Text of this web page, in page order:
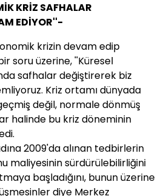
KRİZ SAFHALAR
EDİYOR''-
krizin devam edip
soru üzerine, ''Küresel
safhalar değiştirerek biz
Kriz ortamı dünyada
değil, normale dönmüş
halinde bu kriz döneminin
2009'da alınan tedbirlerin
maliyesinin sürdürülebilirliğini
başladığını, bunun üzerine
diye Merkez